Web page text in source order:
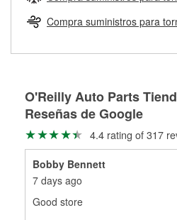
Herramientas de O'Reilly
pueden ser reutilizados,
partes de reemplazo correctas
Rectificación de tambores y
Compra suministros para
O'Reilly Auto Parts
Reseñas de Google
4.4 rating of 317
Bobby Bennett
7 days ago
Good store